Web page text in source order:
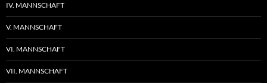
IV. MANNSCHAFT
V. MANNSCHAFT
VI. MANNSCHAFT
VII. MANNSCHAFT